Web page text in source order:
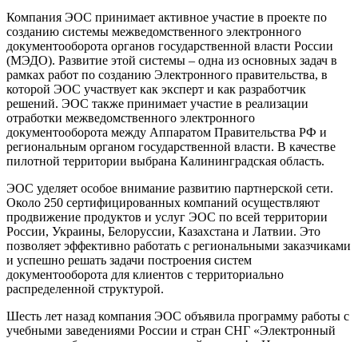
Компания ЭОС принимает активное участие в проекте по
созданию системы межведомственного электронного
документооборота органов государственной власти России
(МЭДО). Развитие этой системы – одна из основных задач в
рамках работ по созданию Электронного правительства, в
которой ЭОС участвует как эксперт и как разработчик
решений. ЭОС также принимает участие в реализации
отработки межведомственного электронного
документооборота между Аппаратом Правительства РФ и
региональным органом государственной власти. В качестве
пилотной территории выбрана Калининградская область.
ЭОС уделяет особое внимание развитию партнерской сети.
Около 250 сертифицированных компаний осуществляют
продвижение продуктов и услуг ЭОС по всей территории
России, Украины, Белоруссии, Казахстана и Латвии. Это
позволяет эффективно работать с региональными заказчиками
и успешно решать задачи построения систем
документооборота для клиентов с территориально
распределенной структурой.
Шесть лет назад компания ЭОС объявила программу работы с
учебными заведениями России и стран СНГ «Электронный